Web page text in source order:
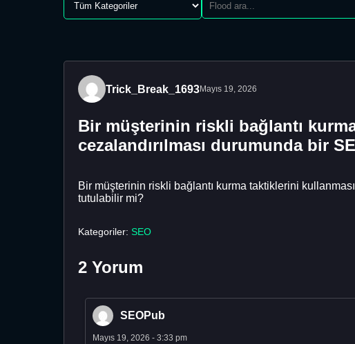
Trick_Break_1693Mayıs 19, 2026
Bir müşterinin riskli bağlantı
cezalandırılması durumunda bir
Bir müşterinin riskli bağlantı kurma taktiklerini
tutulabilir mi?
Kategoriler: SEO
2 Yorum
SEOPub
Mayıs 19, 2026 - 3:33 pm